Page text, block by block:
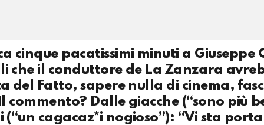
cinque pacatissimi minuti a Giuseppe
che il conduttore de La Zanzara
del Fatto, sapere nulla di cinema,
commento? Dalle giacche (“sono più
(“un cagacaz*i nogioso”): “Vi sta